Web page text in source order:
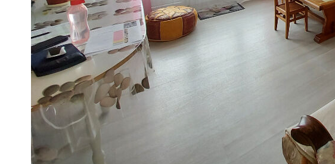
Description
Réf : 9786
Réf. 9786. EXCLU. A 5 min à pied du Centre Ville. A proximité des
3ème étage dans une petite copropriété avec faibles charges. Cuisine
nombreux rangements, balcon, cave. Place de stationnement privative. Etat